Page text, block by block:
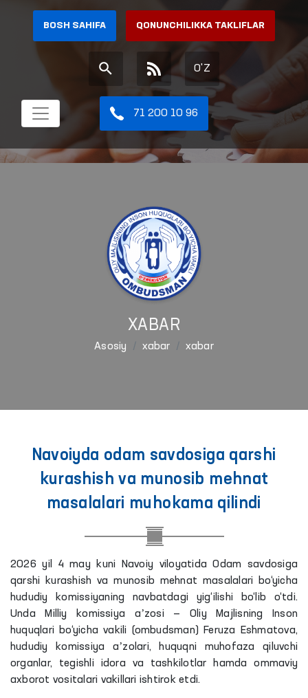
BOSH SAHIFA QONUNCHILIKKA TAKLIFLAR
O'Z
71 200 10 96
XABAR
Asosiy xabar xabar
Navoiyda odam savdosiga qarshi
kurashish va munosib mehnat
masalalari muhokama qilindi
2026 yil 4 may kuni Navoiy viloyatida Odam savdosiga
qarshi kurashish va munosib mehnat masalalari bo‘yicha
hududiy komissiyaning navbatdagi yig‘ilishi bo‘lib o‘tdi.
Unda Milliy komissiya aʼzosi — Oliy Majlisning Inson
huquqlari bo‘yicha vakili (ombudsman) Feruza Eshmatova,
hududiy komissiya aʼzolari, huquqni muhofaza qiluvchi
organlar, tegishli idora va tashkilotlar hamda ommaviy
axborot vositalari vakillari ishtirok etdi.